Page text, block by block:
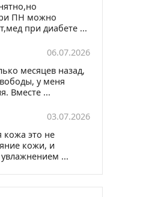
ПН можно
при диабете ...
06.07.2026
месяцев назад,
у меня
Вместе ...
03.07.2026
кожа это не
кожи, и
...